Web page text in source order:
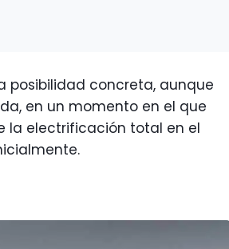
posibilidad concreta, aunque
en un momento en el que
la electrificación total en el